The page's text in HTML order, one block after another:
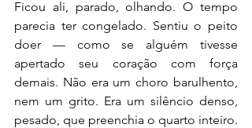
Ficou ali, parado, olhando. O tempo
parecia ter congelado. Sentiu o peito
doer — como se alguém tivesse
apertado seu coração com força
demais. Não era um choro barulhento,
nem um grito. Era um silêncio denso,
pesado, que preenchia o quarto inteiro.